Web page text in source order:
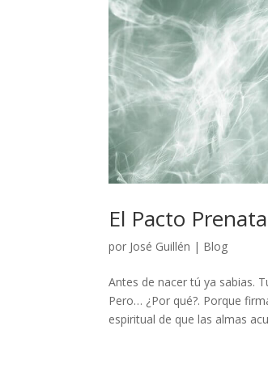
El Pacto
por José Guillén | Blog
Antes de nacer tú ya sabias.
Pero… ¿Por qué?. Porque
espiritual de que las almas